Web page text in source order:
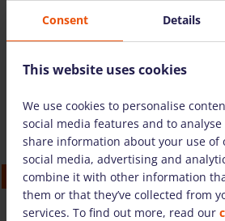
Truck mounted boom lift Isoli
(20.70 m)
215.37 € /pcs. + VAT(45.23 €)
Consent Details
This website uses cookies
We use cookies to personalise
social media features and to
share information about your use of
social media, advertising and
combine it with other information
them or that they’ve collected from
services. To find out more, read our